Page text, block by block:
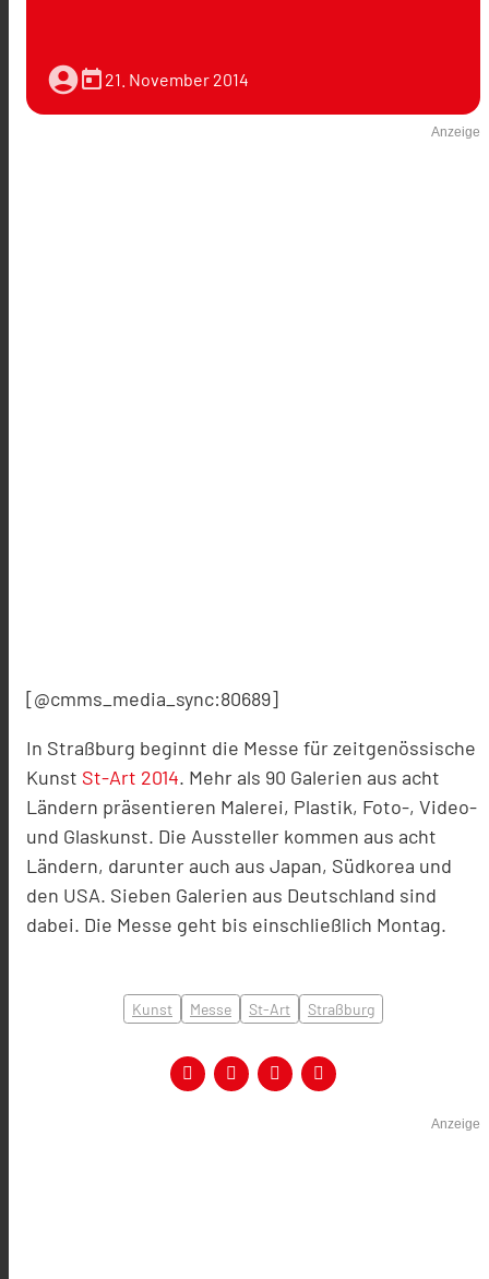
account_circle today 21. November 2014
Anzeige
[@cmms_media_sync:80689]
In Straßburg beginnt die Messe für zeitgenössische
Kunst St-Art 2014. Mehr als 90 Galerien aus acht
Ländern präsentieren Malerei, Plastik, Foto-, Video-
und Glaskunst. Die Aussteller kommen aus acht
Ländern, darunter auch aus Japan, Südkorea und
den USA. Sieben Galerien aus Deutschland sind
dabei. Die Messe geht bis einschließlich Montag.
Kunst Messe St-Art Straßburg
Anzeige